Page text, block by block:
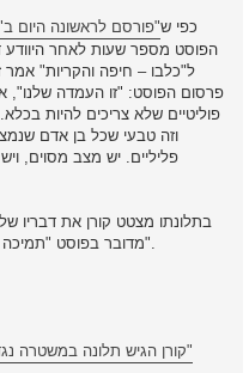
כפי שפורסם לראשונה היום ב"כלבו – חיפה והקריות"
הפוסט מספר שעות לאחר
ל"כלבו – חיפה והקריות"
פרסום הפוסט: "זו העמדה
פוליטיים שלא צריכים להיות
וזה טבעי שכל בן אדם
פליליים. יש מצב מסוים,
בתלונתו מצטט קורן את דבריו
מדובר בפוסט "תמיכה במחבלים והסתה לטרור ולמאבק בישראל".
קורן הגיש תלונה במשטרה נגד זעאתרה: "תומך במחבלים ומסית לטרור"